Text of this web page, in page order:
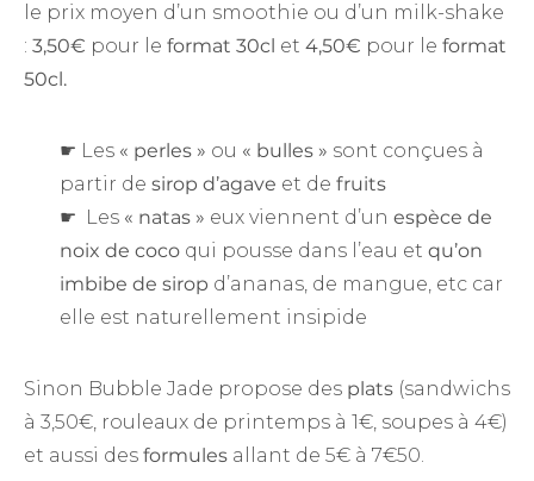
le prix moyen d’un smoothie ou d’un milk-shake
: 3,50€ pour le format 30cl et 4,50€ pour le format
50cl.
☛ Les « perles » ou « bulles » sont conçues à
partir de sirop d’agave et de fruits
☛ Les « natas » eux viennent d’un espèce de
noix de coco qui pousse dans l’eau et qu’on
imbibe de sirop d’ananas, de mangue, etc car
elle est naturellement insipide
Sinon Bubble Jade propose des plats (sandwichs
à 3,50€, rouleaux de printemps à 1€, soupes à 4€)
et aussi des formules allant de 5€ à 7€50.